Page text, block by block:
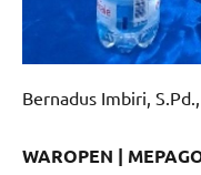
Bernadus Imbiri,
WAROPEN |